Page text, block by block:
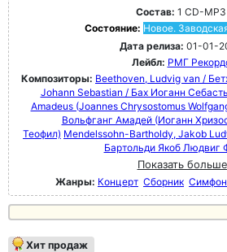
Состав: 1 CD-MP3
Состояние: Новое.
Дата релиза: 01-01-
Лейбл: РМГ
Композиторы: Beethoven, Ludvig van /
Johann Sebastian / Бах Иоганн
Amadeus (Joannes Chrysostomus
Вольфганг Амадей (Иоганн
Теофил) Mendelssohn-Bartholdy, Jakob
Бартольди Якоб Людвиг
Показать больше
Жанры: Концерт Сборник
Хит продаж